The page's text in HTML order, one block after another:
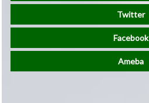
Twitter
Facebook
Ameba